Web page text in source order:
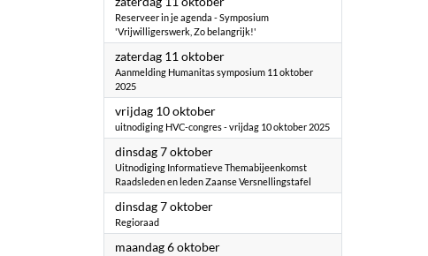
Reserveer in je agenda - Symposium
'Vrijwilligerswerk, Zo belangrijk!'
zaterdag 11 oktober2025
Aanmelding Humanitas symposium 11 oktober
2025
vrijdag 10 oktober2025
uitnodiging HVC-congres - vrijdag 10 oktober 2025
dinsdag 7 oktober2025
Uitnodiging Informatieve Themabijeenkomst
Raadsleden en leden Zaanse Versnellingstafel
dinsdag 7 oktober2025
Regioraad
maandag 6 oktober2025